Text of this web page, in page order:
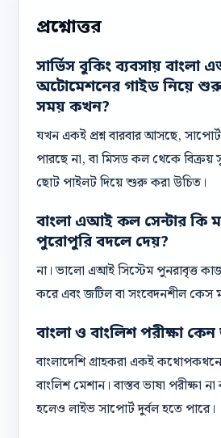
প্রশ্নোত্তর
সার্ভিস বুকিং ব্যবসায় বাংলা
অটোমেশনের গাইড নিয়ে শুরু
সময় কখন?
যখন একই প্রশ্ন বারবার আসছে,
পারছে না, বা মিসড কল থেকে বিক্রয়
ছোট পাইলট দিয়ে শুরু করা উচিত।
বাংলা এআই কল সেন্টার কি
পুরোপুরি বদলে দেয়?
না। ভালো এআই সিস্টেম পুনরাবৃত্ত
করে এবং জটিল বা সংবেদনশীল কেস
বাংলা ও বাংলিশ পরীক্ষা
বাংলাদেশি গ্রাহকরা একই
বাংলিশ মেশান। বাস্তব ভাষা পরীক্ষা
হলেও লাইভ সাপোর্ট দুর্বল হতে পারে।